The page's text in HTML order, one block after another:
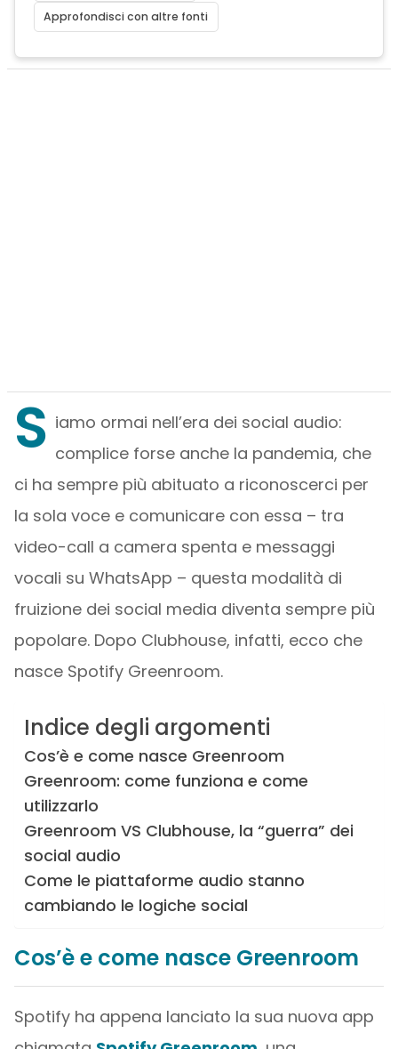
Approfondisci con altre fonti
S iamo ormai nell’era dei social audio:
complice forse anche la pandemia, che
ci ha sempre più abituato a riconoscerci per
la sola voce e comunicare con essa – tra
video-call a camera spenta e messaggi
vocali su WhatsApp – questa modalità di
fruizione dei social media diventa sempre più
popolare. Dopo Clubhouse, infatti, ecco che
nasce Spotify Greenroom.
Indice degli argomenti
Cos’è e come nasce Greenroom
Greenroom: come funziona e come
utilizzarlo
Greenroom VS Clubhouse, la “guerra” dei
social audio
Come le piattaforme audio stanno
cambiando le logiche social
Cos’è e come nasce Greenroom
Spotify ha appena lanciato la sua nuova app